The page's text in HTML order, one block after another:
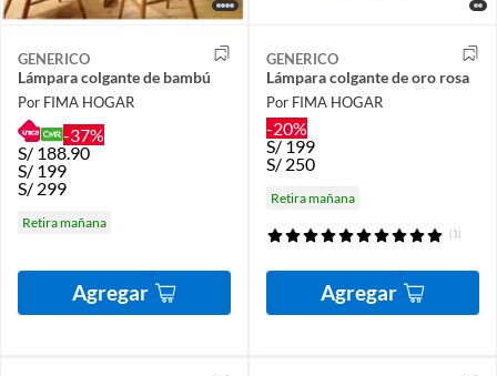
GENERICO
Lámpara colgante de bambú
Por FIMA HOGAR
-37%
S/ 188.90
S/ 199
S/ 299
Retira mañana
Agregar
GENERICO
Lámpara colgante de oro rosa
Por FIMA HOGAR
-20%
S/199
S/ 250
Retira mañana
(1)
Agregar